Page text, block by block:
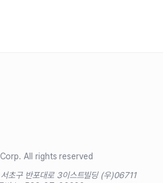
All rights reserved
초구 반포대로 3이스트빌딩 (우)06711